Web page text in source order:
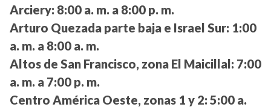
Arciery: 8:00 a. m. a 8:00 p. m.
Arturo Quezada parte baja e Israel Sur: 1:00
a. m. a 8:00 a. m.
Altos de San Francisco, zona El Maicillal: 7:00
a. m. a 7:00 p. m.
Centro América Oeste, zonas 1 y 2: 5:00 a.